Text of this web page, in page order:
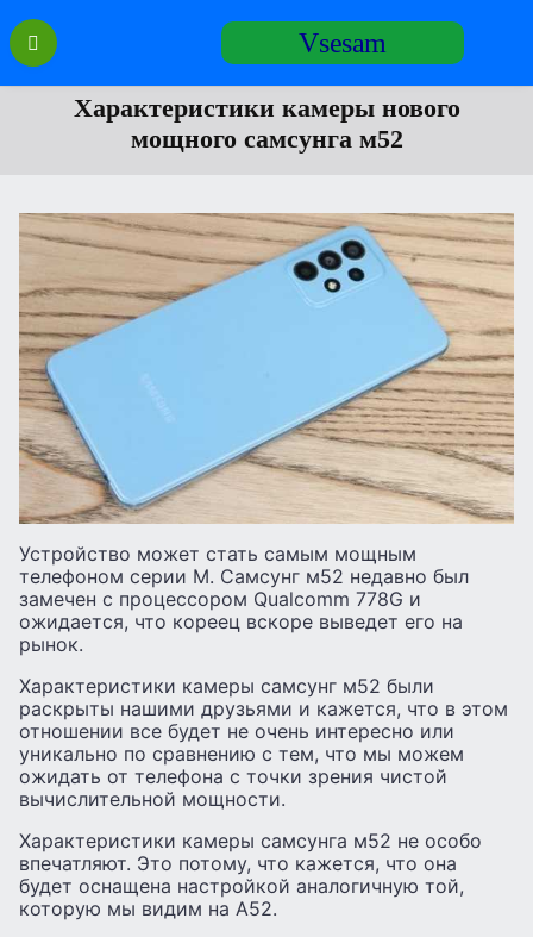
Перейти
содержанию
Vsesam
Характеристики камеры нового
мощного самсунга м52
Устройство может стать самым мощным
телефоном серии M. Самсунг м52 недавно был
замечен с процессором Qualcomm 778G и
ожидается, что кореец вскоре выведет его на
рынок.
Характеристики камеры самсунг м52 были
раскрыты нашими друзьями и кажется, что в этом
отношении все будет не очень интересно или
уникально по сравнению с тем, что мы можем
ожидать от телефона с точки зрения чистой
вычислительной мощности.
Характеристики камеры самсунга м52 не особо
впечатляют. Это потому, что кажется, что она
будет оснащена настройкой аналогичную той,
которую мы видим на А52.